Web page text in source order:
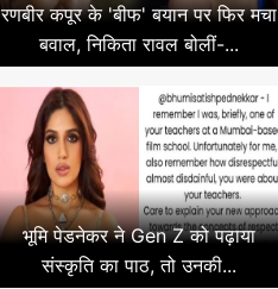
रणबीर कपूर के 'बीफ' बयान पर फिर मचा
बवाल, निकिता रावल बोलीं-...
भूमि पेडनेकर ने Gen Z को पढ़ाया
संस्कृति का पाठ, तो उनकी...